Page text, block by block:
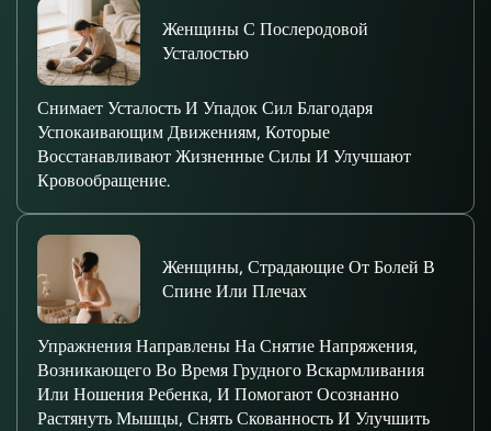
Женщины С Послеродовой
Усталостью
Снимает Усталость И Упадок Сил Благодаря
Успокаивающим Движениям, Которые
Восстанавливают Жизненные Силы И Улучшают
Кровообращение.
Женщины, Страдающие От Болей В
Спине Или Плечах
Упражнения Направлены На Снятие Напряжения,
Возникающего Во Время Грудного Вскармливания
Или Ношения Ребенка, И Помогают Осознанно
Растянуть Мышцы, Снять Скованность И Улучшить